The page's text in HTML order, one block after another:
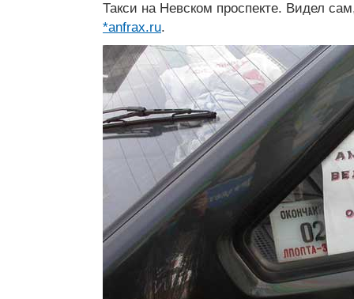
Такси на Невском проспекте. Видел
*anfrax.ru.